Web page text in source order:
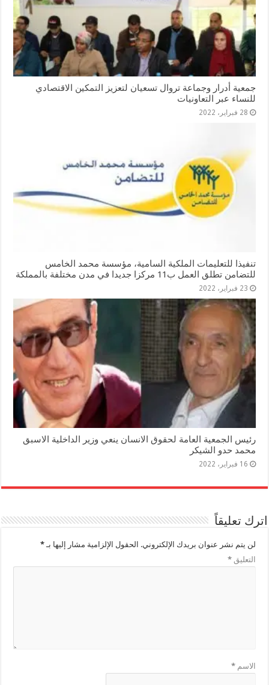
جمعية أدرار وجماعة تروال تسعيان لتعزيز التمكين الاقتصادي
للنساء عبر التعاونيات
28 فبراير، 2022
تنفيذا للتعليمات الملكية السامية، مؤسسة محمد الخامس
للتضامن تطلق العمل ب11 مركزا جديدا في مدن مختلفة بالمملكة
23 فبراير، 2022
رئيس الجمعية العامة لحقوق الانسان ينعي وزير الداخلية الاسبق
محمد حدو الشيكر
16 فبراير، 2022
اترك تعليقاً
لن يتم نشر عنوان بريدك الإلكتروني. الحقول الإلزامية مشار إليها بـ*
التعليق*
الاسم*